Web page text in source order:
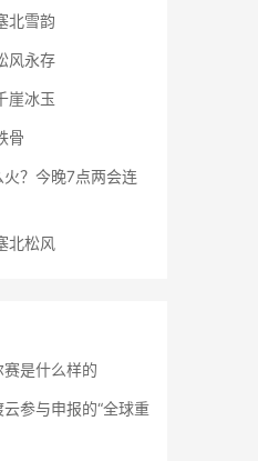
北雪韵
风永存
崖冰玉
骨
火？今晚7点两会连
北松风
是什么样的
参与申报的“全球重